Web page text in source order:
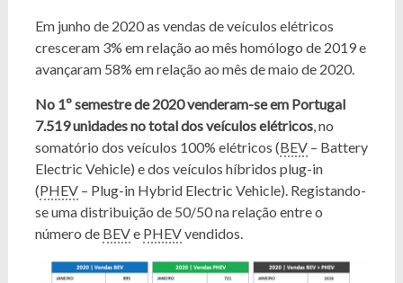
Em junho de 2020 as vendas de veículos elétricos
cresceram 3% em relação ao mês homólogo de 2019 e
avançaram 58% em relação ao mês de maio de 2020.
No 1º semestre de 2020 venderam-se em Portugal
7.519 unidades no total dos veículos elétricos, no
somatório dos veículos 100% elétricos (BEV– Battery
Electric Vehicle) e dos veículos híbridos plug-in
(PHEV– Plug-in Hybrid Electric Vehicle). Registando-
se uma distribuição de 50/50 na relação entre o
número de BEVe PHEVvendidos.